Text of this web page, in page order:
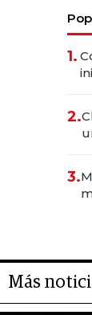
1.
2.
3.
Más